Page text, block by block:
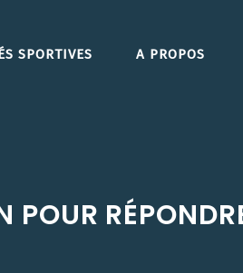
SPORTIVES A PROPOS